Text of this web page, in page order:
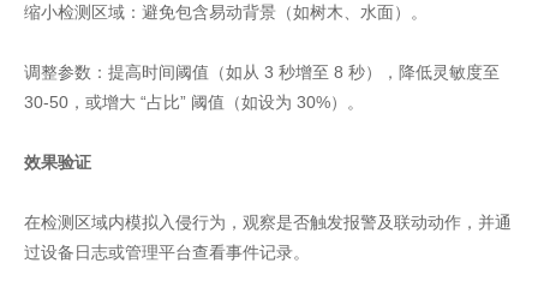
缩小检测区域：避免包含易动背景（如树木、水面）。
调整参数：提高时间阈值（如从 3 秒增至 8 秒），降低灵敏度至
30-50，或增大 “占比” 阈值（如设为 30%）。
效果验证
在检测区域内模拟入侵行为，观察是否触发报警及联动动作，并通
过设备日志或管理平台查看事件记录。